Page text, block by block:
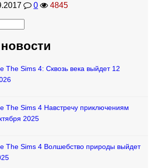
0 4845
The Sims 4: Сквозь века выйдет 12
The Sims 4 Навстречу приключениям
2025
The Sims 4 Волшебство природы выйдет